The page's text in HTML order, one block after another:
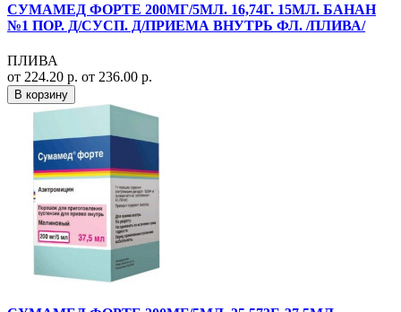
СУМАМЕД ФОРТЕ 200МГ/5МЛ. 16,74Г. 15МЛ. БАНАН
№1 ПОР. Д/СУСП. Д/ПРИЕМА ВНУТРЬ ФЛ. /ПЛИВА/
ПЛИВА
от 224.20 р. от 236.00 р.
В корзину